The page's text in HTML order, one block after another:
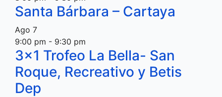
Santa Bárbara – Cartaya
Ago 7
9:00 pm - 9:30 pm
3×1 Trofeo La Bella- San
Roque, Recreativo y Betis
Dep